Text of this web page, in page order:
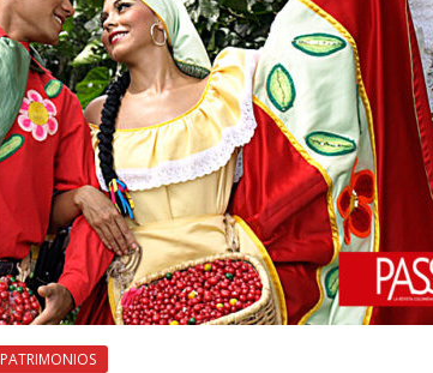
PATRIMONIOS